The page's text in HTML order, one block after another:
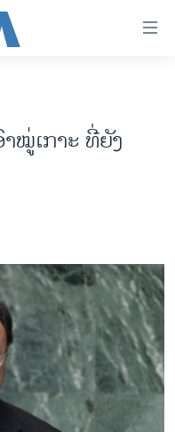
ໝູ່ເກາະ ທີ່ຍັງ